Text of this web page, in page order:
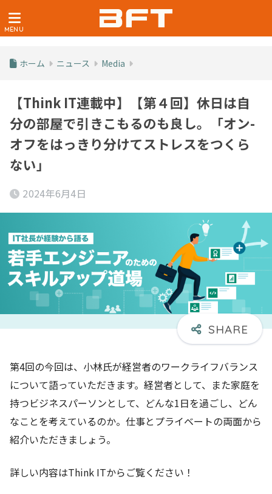
ホーム ニュース Media
【Think IT連載中】【第４回】休日は自
分の部屋で引きこもるのも良し。「オン-
オフをはっきり分けてストレスをつくら
ない」
2024年6月4日
第4回の今回は、小林氏が経営者のワークライフバランス
について語っていただきます。経営者として、また家庭を
持つビジネスパーソンとして、どんな1日を過ごし、どん
なことを考えているのか。仕事とプライベートの両面から
紹介いただきましょう。
詳しい内容はThink ITからご覧ください！